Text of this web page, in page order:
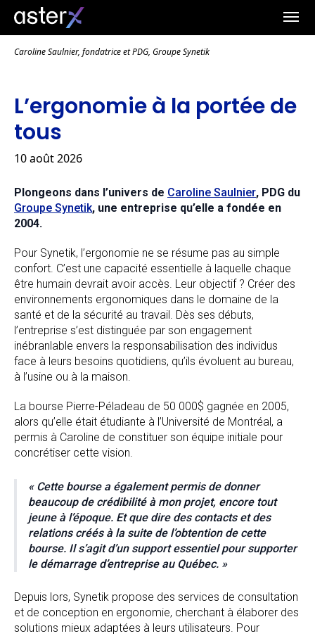
Caroline Saulnier, fondatrice et PDG, Groupe Synetik
L’ergonomie à la portée de
tous
10 août 2026
Plongeons dans l’univers de Caroline Saulnier, PDG du
Groupe Synetik, une entreprise qu’elle a fondée en
2004.
Pour Synetik, l’ergonomie ne se résume pas au simple
confort. C’est une capacité essentielle à laquelle chaque
être humain devrait avoir accès. Leur objectif ? Créer des
environnements ergonomiques dans le domaine de la
santé et de la sécurité au travail. Dès ses débuts,
l’entreprise s’est distinguée par son engagement
inébranlable envers la responsabilisation des individus
face à leurs besoins quotidiens, qu’ils évoluent au bureau,
à l’usine ou à la maison.
La bourse Pierre-Péladeau de 50 000$ gagnée en 2005,
alors qu’elle était étudiante à l’Université de Montréal, a
permis à Caroline de constituer son équipe initiale pour
concrétiser cette vision.
« Cette bourse a également permis de donner
beaucoup de crédibilité à mon projet, encore tout
jeune à l’époque. Et que dire des contacts et des
relations créés à la suite de l’obtention de cette
bourse. Il s’agit d’un support essentiel pour supporter
le démarrage d’entreprise au Québec. »
Depuis lors, Synetik propose des services de consultation
et de conception en ergonomie, cherchant à élaborer des
solutions mieux adaptées à leurs utilisateurs. Pour